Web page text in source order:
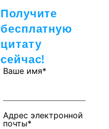
Получите
бесплатную
цитату
сейчас!
Ваше имя*
Адрес электронной
почты*